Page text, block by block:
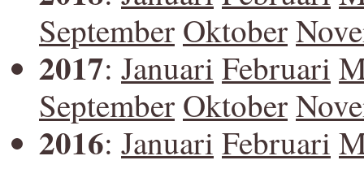
September Oktober
2017: Januari Februari
September Oktober
2016: Januari Februari